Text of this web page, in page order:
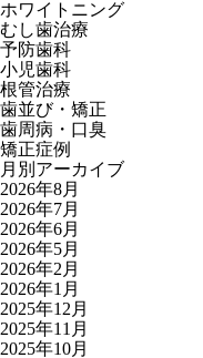
ホワイトニング
むし歯治療
予防歯科
小児歯科
根管治療
歯並び・矯正
歯周病・口臭
矯正症例
月別アーカイブ
2026年8月
2026年7月
2026年6月
2026年5月
2026年2月
2026年1月
2025年12月
2025年11月
2025年10月